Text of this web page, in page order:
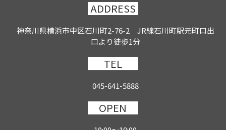
ADDRESS
神奈川県横浜市中区石川町2-76-2 JR線石川町駅元町口出
口より徒歩1分
TEL
045-641-5888
OPEN